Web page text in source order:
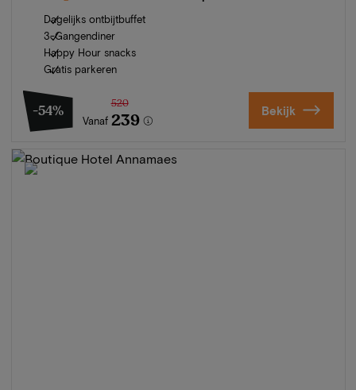
Dagelijks ontbijtbuffet
3-Gangendiner
Happy Hour snacks
Gratis parkeren
-54%
Vanaf
520
239 Bekijk